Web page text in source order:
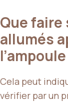
Que
allumés
Cela peut
vérifier par un